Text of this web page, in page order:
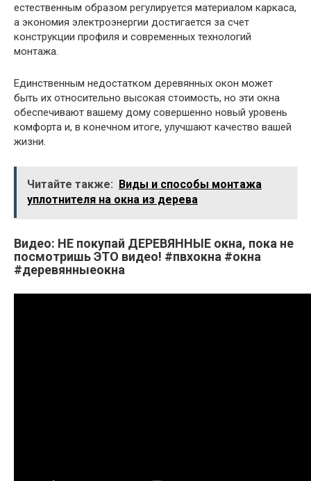
естественным образом регулируется материалом каркаса,
а экономия электроэнергии достигается за счет
конструкции профиля и современных технологий
монтажа.
Единственным недостатком деревянных окон может
быть их относительно высокая стоимость, но эти окна
обеспечивают вашему дому совершенно новый уровень
комфорта и, в конечном итоге, улучшают качество вашей
жизни.
Читайте также: Виды и способы монтажа
уплотнителя на окна из дерева
Видео: НЕ покупай ДЕРЕВЯННЫЕ окна, пока не
посмотришь ЭТО видео! #пвхокна #окна
#деревянныеокна